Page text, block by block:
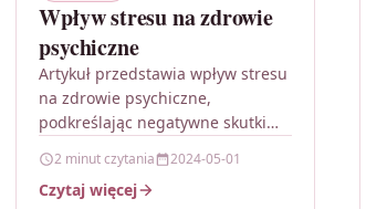
Wpływ stresu na zdrowie
psychiczne
Artykuł przedstawia wpływ stresu
na zdrowie psychiczne,
podkreślając negatywne skutki
umysł. Opisuje zagrożenia, jakie
niesie długotrwały stres, takie
2 minut czytania 2024-05-01
Czytaj więcej